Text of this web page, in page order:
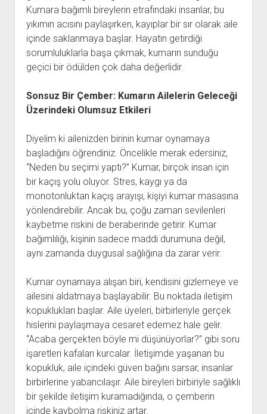
Kumara bağımlı bireylerin etrafındaki insanlar, bu
yıkımın acısını paylaşırken, kayıplar bir sır olarak aile
içinde saklanmaya başlar. Hayatın getirdiği
sorumluluklarla başa çıkmak, kumarın sunduğu
geçici bir ödülden çok daha değerlidir.
Sonsuz Bir Çember: Kumarın Ailelerin Geleceği
Üzerindeki Olumsuz Etkileri
Diyelim ki ailenizden birinin kumar oynamaya
başladığını öğrendiniz. Öncelikle merak edersiniz,
“Neden bu seçimi yaptı?” Kumar, birçok insan için
bir kaçış yolu oluyor. Stres, kaygı ya da
monotonluktan kaçış arayışı, kişiyi kumar masasına
yönlendirebilir. Ancak bu, çoğu zaman sevilenleri
kaybetme riskini de beraberinde getirir. Kumar
bağımlılığı, kişinin sadece maddi durumuna değil,
aynı zamanda duygusal sağlığına da zarar verir.
Kumar oynamaya alışan biri, kendisini gizlemeye ve
ailesini aldatmaya başlayabilir. Bu noktada iletişim
kopuklukları başlar. Aile üyeleri, birbirleriyle gerçek
hislerini paylaşmaya cesaret edemez hale gelir.
“Acaba gerçekten böyle mi düşünüyorlar?” gibi soru
işaretleri kafaları kurcalar. İletişimde yaşanan bu
kopukluk, aile içindeki güven bağını sarsar, insanlar
birbirlerine yabancılaşır. Aile bireyleri birbiriyle sağlıklı
bir şekilde iletişim kuramadığında, o çemberin
içinde kaybolma riskiniz artar.